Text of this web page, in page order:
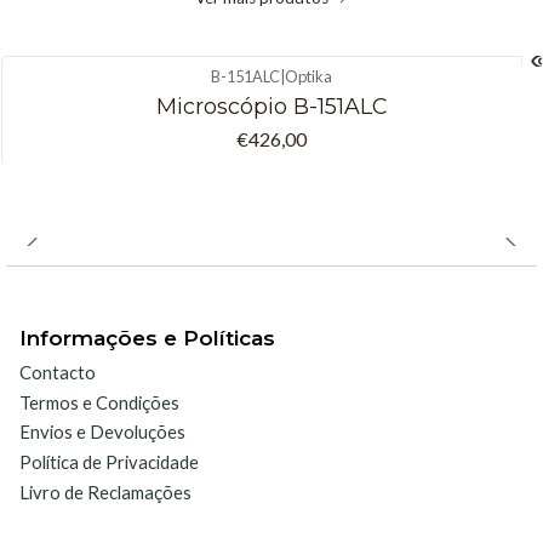
recarregáveis ​​(não incluídas).
Temperatura de cor: 6.300 K. Fonte de alimentação externa de
B-151ALC Optika
Microscópio B-151ALC
€426,00
Informações e Políticas
Contacto
Termos e Condições
Envios e Devoluções
Política de Privacidade
Livro de Reclamações